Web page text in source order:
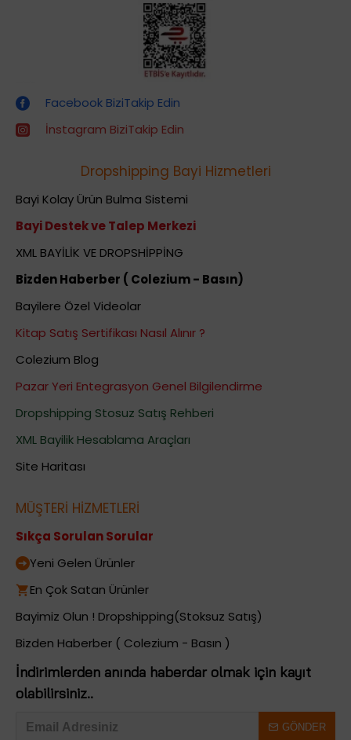
Facebook BiziTakip Edin
İnstagram BiziTakip Edin
Dropshipping Bayi Hizmetleri
Bayi Kolay Ürün Bulma Sistemi
Bayi Destek ve Talep Merkezi
XML BAYİLİK VE DROPSHİPPİNG
Bizden Haberber ( Colezium - Basın)
Bayilere Özel Videolar
Kitap Satış Sertifikası Nasıl Alınır ?
Colezium Blog
Pazar Yeri Entegrasyon Genel Bilgilendirme
Dropshipping Stosuz Satış Rehberi
XML Bayilik Hesablama Araçları
Site Haritası
MÜŞTERİ HİZMETLERİ
Sıkça Sorulan Sorular
Yeni Gelen Ürünler
En Çok Satan Ürünler
Bayimiz Olun ! Dropshipping(Stoksuz Satış)
Bizden Haberber ( Colezium - Basın )
İndirimlerden anında haberdar olmak için kayıt
olabilirsiniz..
GÖNDER